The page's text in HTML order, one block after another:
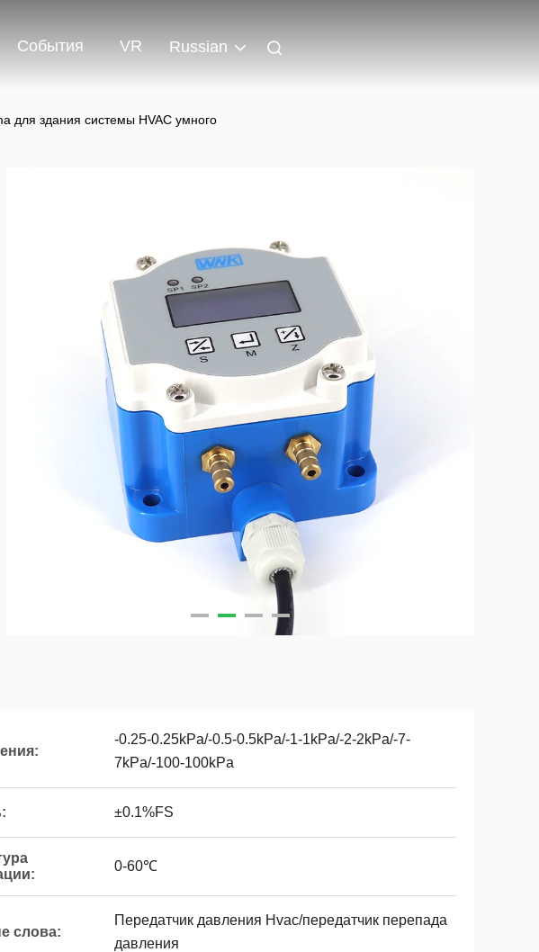
События VR Russian
для здания системы HVAC умного
-0.25-0.25kPa/-0.5-0.5kPa/-1-1kPa/-2-2kPa/-7-
7kPa/-100-100kPa
±0.1%FS
0-60℃
слова:
Передатчик давления Hvac/передатчик перепада
давления